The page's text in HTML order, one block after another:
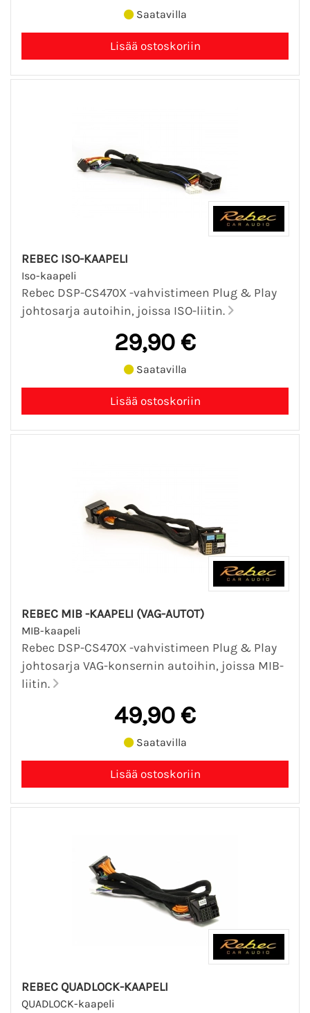
Saatavilla
REBEC ISO-KAAPELI
Iso-kaapeli
Rebec DSP-CS470X -vahvistimeen Plug & Play
johtosarja autoihin, joissa ISO-liitin.
29,90 €
Saatavilla
REBEC MIB -KAAPELI (VAG-AUTOT)
MIB-kaapeli
Rebec DSP-CS470X -vahvistimeen Plug & Play
johtosarja VAG-konsernin autoihin, joissa MIB-
liitin.
49,90 €
Saatavilla
REBEC QUADLOCK-KAAPELI
QUADLOCK-kaapeli